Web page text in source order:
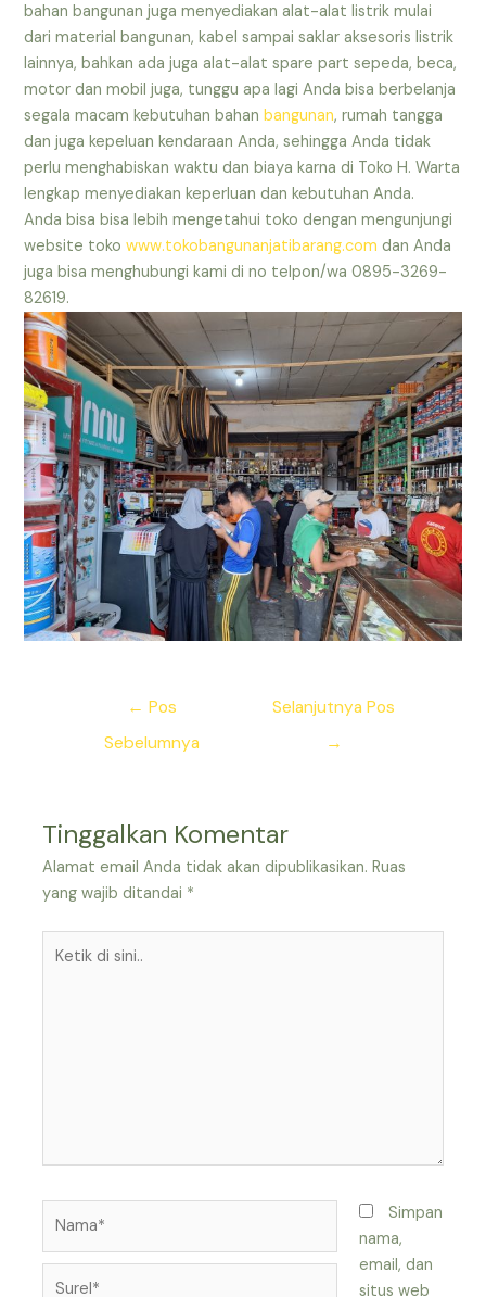
bahan bangunan juga menyediakan alat-alat listrik mulai
dari material bangunan, kabel sampai saklar aksesoris listrik
lainnya, bahkan ada juga alat-alat spare part sepeda, beca,
motor dan mobil juga, tunggu apa lagi Anda bisa berbelanja
segala macam kebutuhan bahanbangunan, rumah tangga
dan juga kepeluan kendaraan Anda, sehingga Anda tidak
perlu menghabiskan waktu dan biaya karna di Toko H. Warta
lengkap menyediakan keperluan dan kebutuhan Anda.
Anda bisa bisa lebih mengetahui toko dengan mengunjungi
website tokowww.tokobangunanjatibarang.com dan Anda
juga bisa menghubungi kami di no telpon/wa 0895-3269-
82619.
← Pos
Sebelumnya
Selanjutnya Pos
→
Tinggalkan Komentar
Alamat email Anda tidak akan dipublikasikan. Ruas
yang wajib ditandai *
Simpan
nama,
email, dan
situs web